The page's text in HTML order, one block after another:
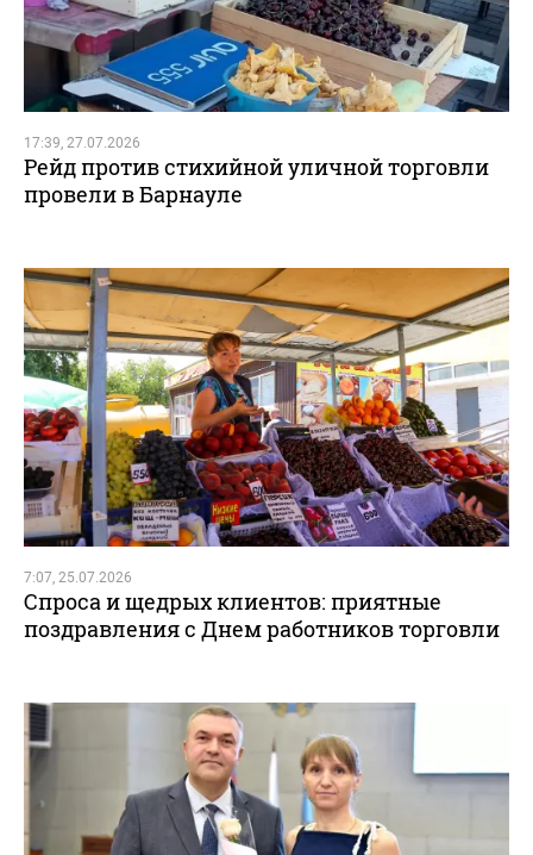
17:39, 27.07.2026
Рейд против стихийной уличной торговли
провели в Барнауле
7:07, 25.07.2026
Спроса и щедрых клиентов: приятные
поздравления с Днем работников торговли